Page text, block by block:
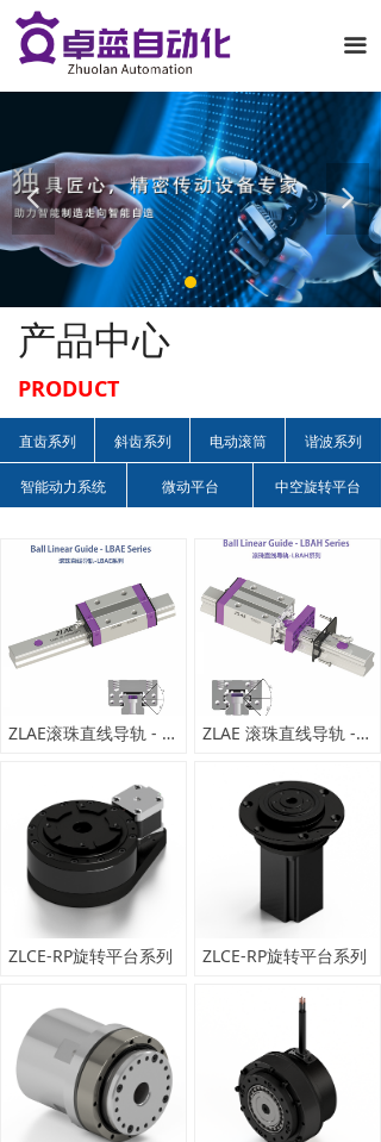
넳 넲
끀
产品中心
PRODUCT
直齿系列 斜齿系列 电动滚筒 谐波系列
智能动力系统 微动平台 中空旋转平台
ZLAE滚珠直线导轨 - LBAE 系列 ZLAE 滚珠直线导轨 - LBAH 系列
ZLCE-RP旋转平台系列 ZLCE-RP旋转平台系列